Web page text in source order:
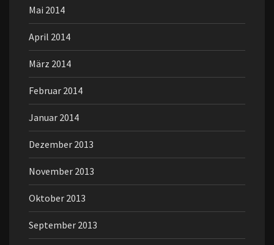
Mai 2014
April 2014
März 2014
Februar 2014
Januar 2014
Dezember 2013
November 2013
Oktober 2013
September 2013